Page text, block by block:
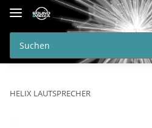
HELIX LAUTSPRECHER